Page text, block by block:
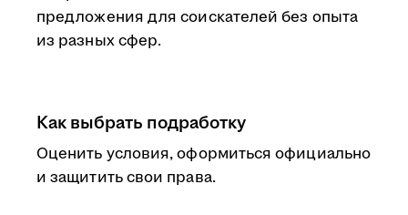
предложения для соискателей без опыта
из разных сфер.
Как выбрать подработку
Оценить условия, оформиться официально
и защитить свои права.